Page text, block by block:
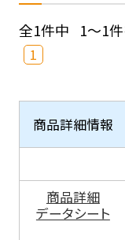
全1件中 1～1
1
商品詳細情報
商品詳細
データシート